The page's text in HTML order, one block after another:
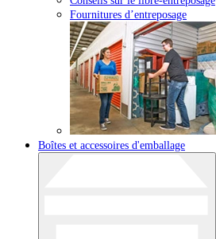
Fournitures d’entreposage
Boîtes et accessoires d'emballage